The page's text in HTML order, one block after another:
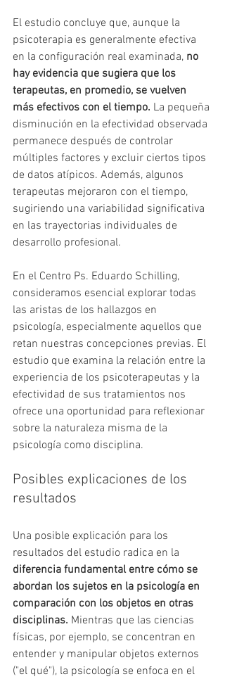
El estudio concluye que, aunque la
psicoterapia es generalmente efectiva
en la configuración real examinada, no
hay evidencia que sugiera que los
terapeutas, en promedio, se vuelven
más efectivos con el tiempo. La pequeña
disminución en la efectividad observada
permanece después de controlar
múltiples factores y excluir ciertos tipos
de datos atípicos. Además, algunos
terapeutas mejoraron con el tiempo,
sugiriendo una variabilidad significativa
en las trayectorias individuales de
desarrollo profesional.
En el Centro Ps. Eduardo Schilling,
consideramos esencial explorar todas
las aristas de los hallazgos en
psicología, especialmente aquellos que
retan nuestras concepciones previas. El
estudio que examina la relación entre la
experiencia de los psicoterapeutas y la
efectividad de sus tratamientos nos
ofrece una oportunidad para reflexionar
sobre la naturaleza misma de la
psicología como disciplina.
Posibles explicaciones de los
resultados
Una posible explicación para los
resultados del estudio radica en la
diferencia fundamental entre cómo se
abordan los sujetos en la psicología en
comparación con los objetos en otras
disciplinas. Mientras que las ciencias
físicas, por ejemplo, se concentran en
entender y manipular objetos externos
("el qué"), la psicología se enfoca en el